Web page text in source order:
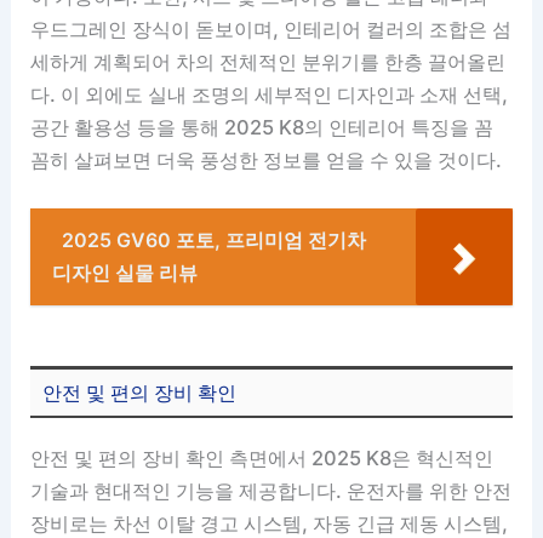
우드그레인 장식이 돋보이며, 인테리어 컬러의 조합은 섬
세하게 계획되어 차의 전체적인 분위기를 한층 끌어올린
다. 이 외에도 실내 조명의 세부적인 디자인과 소재 선택,
공간 활용성 등을 통해 2025 K8의 인테리어 특징을 꼼
꼼히 살펴보면 더욱 풍성한 정보를 얻을 수 있을 것이다.
2025 GV60 포토, 프리미엄 전기차
디자인 실물 리뷰
안전 및 편의 장비 확인
안전 및 편의 장비 확인 측면에서 2025 K8은 혁신적인
기술과 현대적인 기능을 제공합니다. 운전자를 위한 안전
장비로는 차선 이탈 경고 시스템, 자동 긴급 제동 시스템,